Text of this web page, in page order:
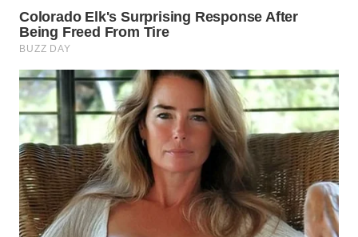
Group
WAHANA
NEWS
WAHANA
TANI
WAHANA
ADVOKAT
WAHANA